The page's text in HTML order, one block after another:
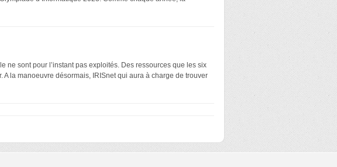
sont pour l’instant pas exploités. Des ressources que les six
la manoeuvre désormais, IRISnet qui aura à charge de trouver